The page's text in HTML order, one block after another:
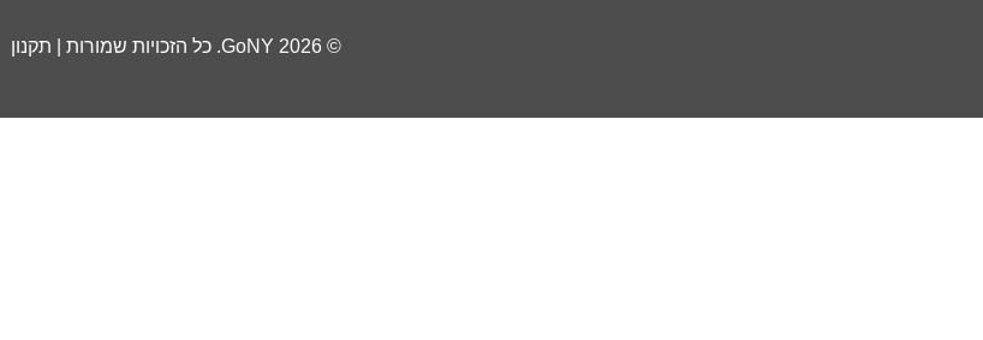
© 2026
GoNY. כל הזכויות שמורות | תקנון